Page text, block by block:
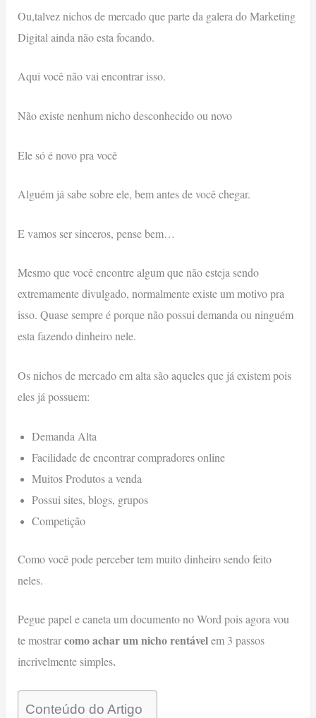
Ou,talvez nichos de mercado que parte da galera do Marketing
Digital ainda não esta focando.
Aqui você não vai encontrar isso.
Não existe nenhum nicho desconhecido ou novo
Ele só é novo pra você
Alguém já sabe sobre ele, bem antes de você chegar.
E vamos ser sinceros, pense bem…
Mesmo que você encontre algum que não esteja sendo
extremamente divulgado, normalmente existe um motivo pra
isso. Quase sempre é porque não possui demanda ou ninguém
esta fazendo dinheiro nele.
Os nichos de mercado em alta são aqueles que já existem pois
eles já possuem:
Demanda Alta
Facilidade de encontrar compradores online
Muitos Produtos a venda
Possui sites, blogs, grupos
Competição
Como você pode perceber tem muito dinheiro sendo feito
neles.
Pegue papel e caneta um documento no Word pois agora vou
te mostrarcomo achar um nicho rentávelem 3 passos
incrivelmente simples.
Conteúdo do Artigo